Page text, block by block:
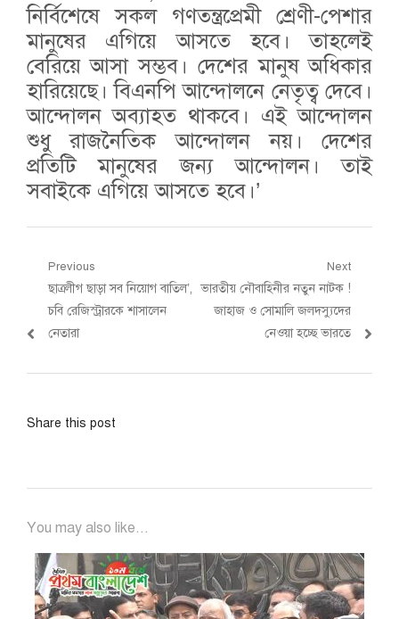
নির্বিশেষে সকল গণতন্ত্রপ্রেমী শ্রেণী-পেশার
মানুষের এগিয়ে আসতে হবে। তাহলেই
বেরিয়ে আসা সম্ভব। দেশের মানুষ অধিকার
হারিয়েছে। বিএনপি আন্দোলনে নেতৃত্ব দেবে।
আন্দোলন অব্যাহত থাকবে। এই আন্দোলন
শুধু রাজনৈতিক আন্দোলন নয়। দেশের
প্রতিটি মানুষের জন্য আন্দোলন। তাই
সবাইকে এগিয়ে আসতে হবে।’
Post
navigation
Previous
Previous
post:
ছাত্রলীগ ছাড়া সব নিয়োগ বাতিল’,
চবি রেজিস্ট্রারকে শাসালেন
নেতারা
Next
Next
post:
ভারতীয় নৌবাহিনীর নতুন নাটক !
জাহাজ ও সোমালি জলদস্যুদের
নেওয়া হচ্ছে ভারতে
Share this post
You may also like...